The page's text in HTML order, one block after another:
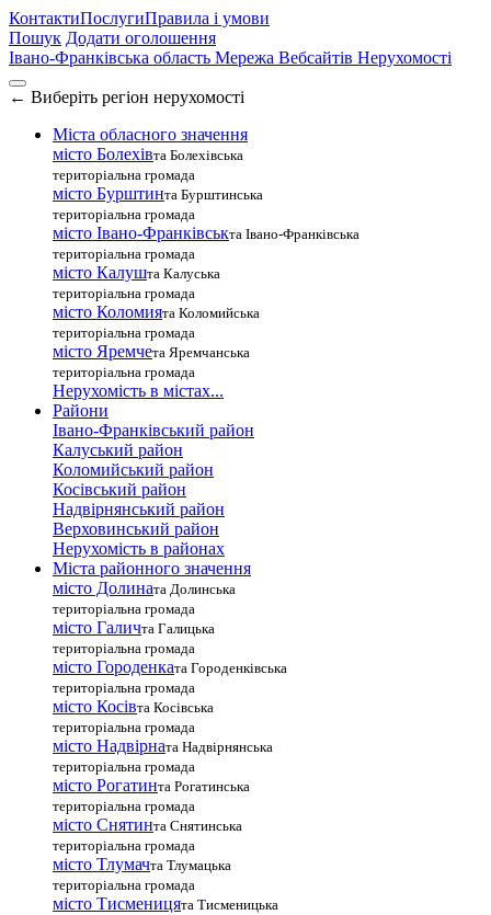
КонтактиПослугиПравила і умови
Пошук Додати оголошення
Івано-Франківська область Мережа Вебсайтів Нерухомості
← Виберіть регіон нерухомості
Міста обласного значення
місто Болехівта Болехівська
територіальна громада
місто Бурштинта Бурштинська
територіальна громада
місто Івано-Франківськта Івано-Франківська
територіальна громада
місто Калушта Калуська
територіальна громада
місто Коломията Коломийська
територіальна громада
місто Яремчета Яремчанська
територіальна громада
Нерухомість в містах...
Райони
Івано-Франківський район
Калуський район
Коломийський район
Косівський район
Надвірнянський район
Верховинський район
Нерухомість в районах
Міста районного значення
місто Долината Долинська
територіальна громада
місто Галичта Галицька
територіальна громада
місто Городенката Городенківська
територіальна громада
місто Косівта Косівська
територіальна громада
місто Надвірната Надвірнянська
територіальна громада
місто Рогатинта Рогатинська
територіальна громада
місто Снятинта Снятинська
територіальна громада
місто Тлумачта Тлумацька
територіальна громада
місто Тисменицята Тисменицька